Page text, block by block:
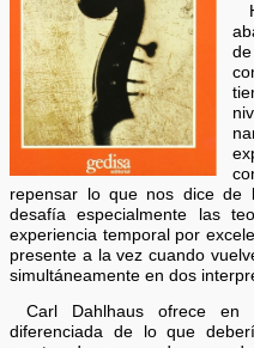
repensar lo que nos dice de
desafía especialmente las
experiencia temporal por
presente a la vez cuando
simultáneamente en dos
Carl Dahlhaus ofrece en
diferenciada de lo que